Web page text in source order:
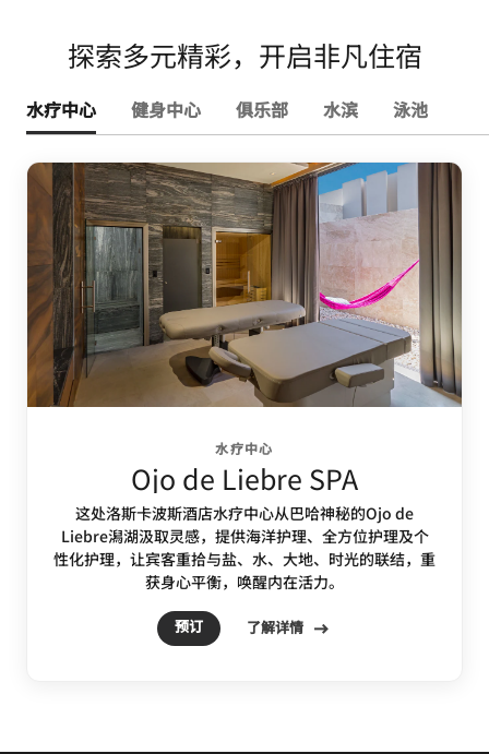
探索多元精彩，开启非凡住宿
水疗中心 健身中心 俱乐部 水滨 泳池
水疗中心
Ojo de Liebre SPA
这处洛斯卡波斯酒店水疗中心从巴哈神秘的Ojo de
Liebre潟湖汲取灵感，提供海洋护理、全方位护理及个
性化护理，让宾客重拾与盐、水、大地、时光的联结，重
获身心平衡，唤醒内在活力。
预订 了解详情